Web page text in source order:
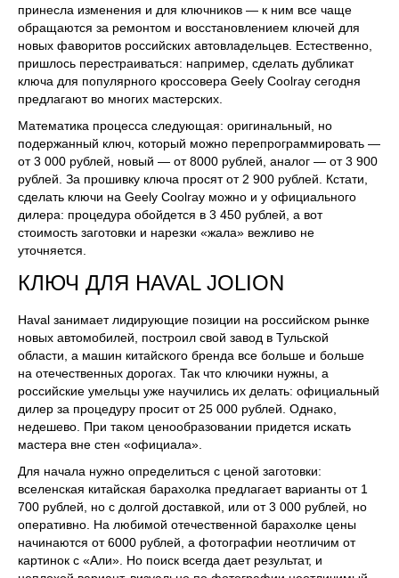
принесла изменения и для ключников — к ним все чаще
обращаются за ремонтом и восстановлением ключей для
новых фаворитов российских автовладельцев. Естественно,
пришлось перестраиваться: например, сделать дубликат
ключа для популярного кроссовера Geely Coolray сегодня
предлагают во многих мастерских.
Математика процесса следующая: оригинальный, но
подержанный ключ, который можно перепрограммировать —
от 3 000 рублей, новый — от 8000 рублей, аналог — от 3 900
рублей. За прошивку ключа просят от 2 900 рублей. Кстати,
сделать ключи на Geely Coolray можно и у официального
дилера: процедура обойдется в 3 450 рублей, а вот
стоимость заготовки и нарезки «жала» вежливо не
уточняется.
КЛЮЧ ДЛЯ HAVAL JOLION
Haval занимает лидирующие позиции на российском рынке
новых автомобилей, построил свой завод в Тульской
области, а машин китайского бренда все больше и больше
на отечественных дорогах. Так что ключики нужны, а
российские умельцы уже научились их делать: официальный
дилер за процедуру просит от 25 000 рублей. Однако,
недешево. При таком ценообразовании придется искать
мастера вне стен «официала».
Для начала нужно определиться с ценой заготовки:
вселенская китайская барахолка предлагает варианты от 1
700 рублей, но с долгой доставкой, или от 3 000 рублей, но
оперативно. На любимой отечественной барахолке цены
начинаются от 6000 рублей, а фотографии неотличим от
картинок с «Али». Но поиск всегда дает результат, и